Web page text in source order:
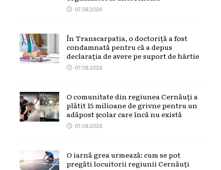
07.08.2026
În Transcarpatia, o doctoriță a fost
condamnată pentru că a depus
declarația de avere pe suport de hârtie
07.08.2026
O comunitate din regiunea Cernăuți a
plătit 15 milioane de grivne pentru un
adăpost școlar care încă nu există
07.08.2026
O iarnă grea urmează: cum se pot
pregăti locuitorii regiunii Cernăuți